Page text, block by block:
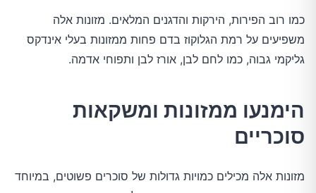
כמו רוב הפירות, הירקות והדגנים המלאים. מזונות אלה
משפיעים על רמת הגלוקוז בדם פחות ממזונות בעלי אינדקס
גליקמי גבוה, כמו לחם לבן, אורז לבן ותפוחי אדמה.
הימנעו ממזונות ומשקאות
סוכריים
מזונות אלה מכילים כמויות גדולות של סוכרים פשוטים, במיוחד